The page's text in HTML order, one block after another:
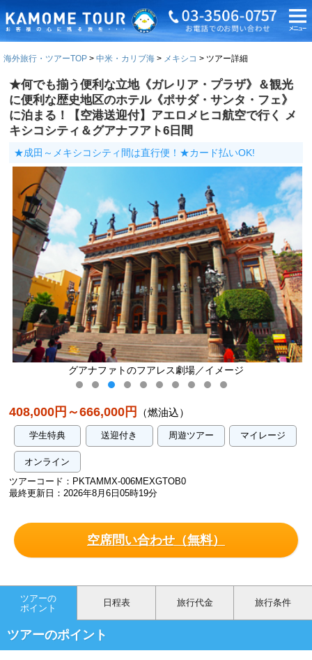
海外旅行・ツアーTOP 中米・カリブ海 メキシコ ツアー詳細
★何でも揃う便利な立地《ガレリア・プラザ》＆観光
に便利な歴史地区のホテル《ポサダ・サンタ・フェ》
に泊まる！【空港送迎付】アエロメヒコ航空で行く メ
キシコシティ＆グアナフアト6日間
★成田～メキシコシティ間は直行便！★カード払いOK!
ァトのフアレス劇場／イメージ
408,000円～666,000円 （燃油込）
学生特典 送迎付き 周遊ツアー マイレージ
オンライン
ツアーコード：PKTAMMX-006MEXGTOB0
最終更新日：2026年8月6日05時19分
空席問い合わせ（無料）
ツアーの
ポイント
日程表 旅行代金 旅行条件
ツアーのポイント